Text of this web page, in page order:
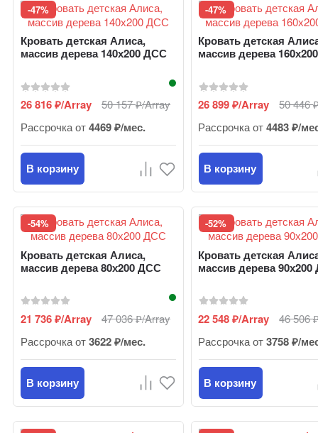
-47%
Кровать детская Алиса,
массив дерева 140х200 ДСС
26 816₽/Array 50 157₽/Array
Рассрочка от4469 ₽/мес.
В корзину
-47%
Кровать детская
массив дерева
26 899₽/Array 50 446
Рассрочка от4483 ₽/
В корзину
-54%
Кровать детская Алиса,
массив дерева 80х200 ДСС
21 736₽/Array 47 036₽/Array
Рассрочка от3622 ₽/мес.
В корзину
-52%
Кровать детская
массив дерева
22 548₽/Array 46 506
Рассрочка от3758 ₽/
В корзину